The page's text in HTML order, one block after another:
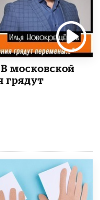
московской
грядут